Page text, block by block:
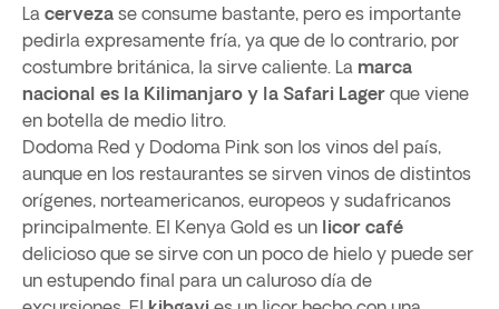
La cerveza se consume bastante, pero es importante
pedirla expresamente fría, ya que de lo contrario, por
costumbre británica, la sirve caliente. La marca
nacional es la Kilimanjaro y la Safari Lager que viene
en botella de medio litro.
Dodoma Red y Dodoma Pink son los vinos del país,
aunque en los restaurantes se sirven vinos de distintos
orígenes, norteamericanos, europeos y sudafricanos
principalmente. El Kenya Gold es un licor café
delicioso que se sirve con un poco de hielo y puede ser
un estupendo final para un caluroso día de